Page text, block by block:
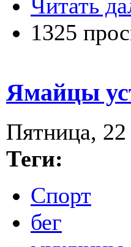
Читать
1325
Ямайцы
Пятница, 22
Теги:
Спорт
бег